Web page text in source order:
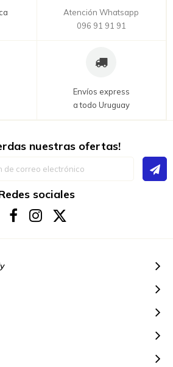
Atención Whatsapp
096 91 91 91
Envíos express
a todo Uruguay
nuestras ofertas!
sociales